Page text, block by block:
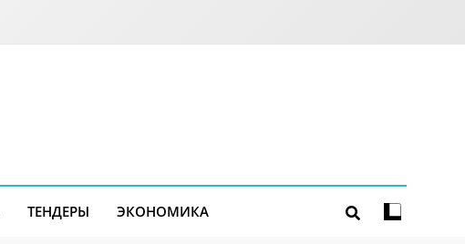
ТЕНДЕРЫ ЭКОНОМИКА